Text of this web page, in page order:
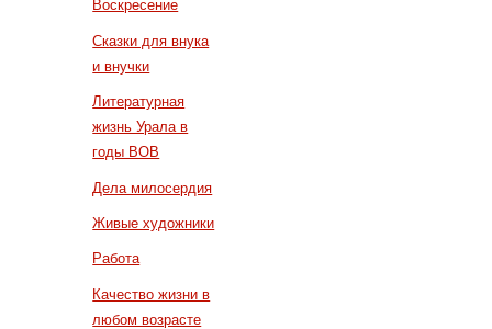
Воскресение
Сказки для внука
и внучки
Литературная
жизнь Урала в
годы ВОВ
Дела милосердия
Живые художники
Работа
Качество жизни в
любом возрасте